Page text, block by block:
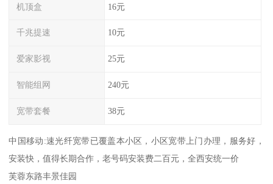
机顶盒 16元
千兆提速 10元
爱家影视 25元
智能组网 240元
宽带套餐 38元
中国移动:速光纤宽带已覆盖本小区，小区宽带上门办理，服务好，
安装快，值得长期合作，老号码安装费二百元，全西安统一价
芙蓉东路丰景佳园